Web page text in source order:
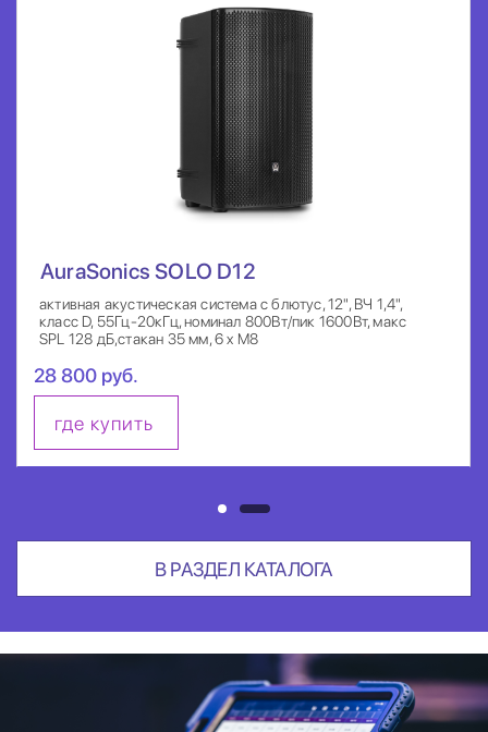
AuraSonics SOLO D12
активная акустическая система с блютус, 12", ВЧ 1,4",
класс D, 55Гц-20кГц, номинал 800Вт/пик 1600Вт, макс
SPL 128 дБ,стакан 35 мм, 6 x M8
28 800 руб.
где купить
В РАЗДЕЛ КАТАЛОГА